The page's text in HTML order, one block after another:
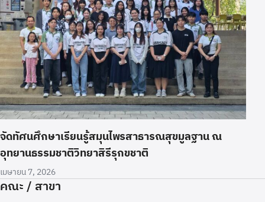
จัดทัศนศึกษาเรียนรู้สมุนไพรสาธารณสุขมูลฐาน ณ
อุทยานธรรมชาติวิทยาสิรีรุกขชาติ
เมษายน 7, 2026
คณะ / สาขา